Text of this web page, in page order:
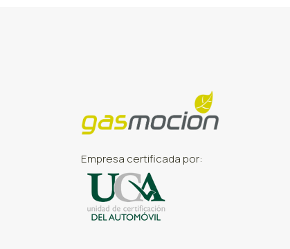
Empresa certificada por: